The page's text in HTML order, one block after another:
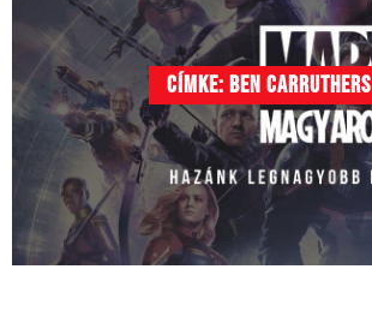
Címke: Ben Carruthers